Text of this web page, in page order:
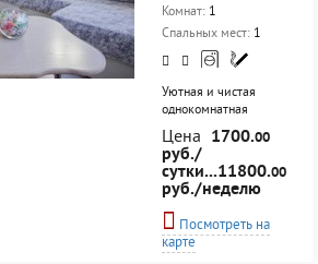
Комнат: 1
Спальных мест: 1
Уютная и чистая
однокомнатная
квартира в новом
доме, в центре города
с отличным
ремонтом,
проводится
ежедневная уборка,
персональная
парковка и весь
Цена 1700.00
руб./
сутки...11800.00
руб./неделю
Посмотреть на
карте